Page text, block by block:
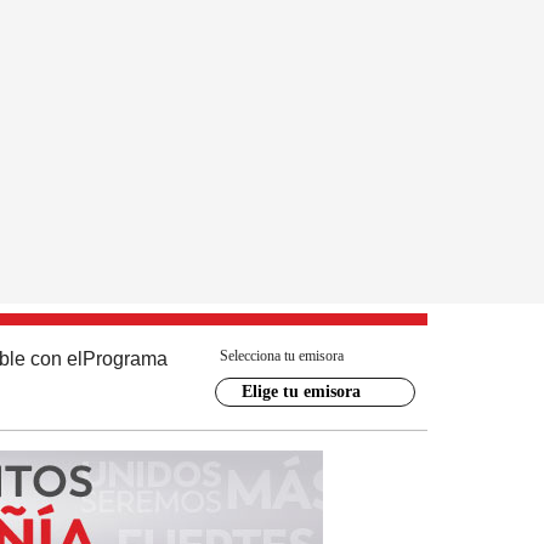
con el Programa Selecciona tu emisora
Elige tu emisora